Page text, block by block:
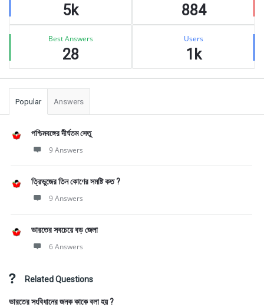
5k 884
Best Answers
28
Users
1k
Popular Answers
পশ্চিমবঙ্গের দীর্ঘতম সেতু
9 Answers
ত্রিভুজের তিন কোণের সমষ্টি কত ?
9 Answers
ভারতের সবচেয়ে বড় জেলা
6 Answers
Related Questions
ভারতের সংবিধানের জনক কাকে বলা হয় ?